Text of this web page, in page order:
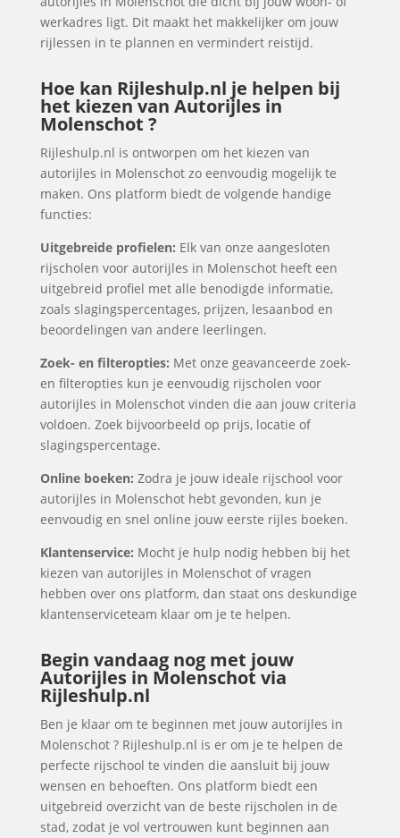
werkadres ligt. Dit maakt het makkelijker om jouw
rijlessen in te plannen en vermindert reistijd.
Hoe kan Rijleshulp.nl je helpen bij
het kiezen van Autorijles in
Molenschot ?
Rijleshulp.nl is ontworpen om het kiezen van
autorijles in Molenschot zo eenvoudig mogelijk te
maken. Ons platform biedt de volgende handige
functies:
Uitgebreide profielen: Elk van onze aangesloten
rijscholen voor autorijles in Molenschot heeft een
uitgebreid profiel met alle benodigde informatie,
zoals slagingspercentages, prijzen, lesaanbod en
beoordelingen van andere leerlingen.
Zoek- en filteropties: Met onze geavanceerde zoek-
en filteropties kun je eenvoudig rijscholen voor
autorijles in Molenschot vinden die aan jouw criteria
voldoen. Zoek bijvoorbeeld op prijs, locatie of
slagingspercentage.
Online boeken: Zodra je jouw ideale rijschool voor
autorijles in Molenschot hebt gevonden, kun je
eenvoudig en snel online jouw eerste rijles boeken.
Klantenservice: Mocht je hulp nodig hebben bij het
kiezen van autorijles in Molenschot of vragen
hebben over ons platform, dan staat ons deskundige
klantenserviceteam klaar om je te helpen.
Begin vandaag nog met jouw
Autorijles in Molenschot via
Rijleshulp.nl
Ben je klaar om te beginnen met jouw autorijles in
Molenschot ? Rijleshulp.nl is er om je te helpen de
perfecte rijschool te vinden die aansluit bij jouw
wensen en behoeften. Ons platform biedt een
uitgebreid overzicht van de beste rijscholen in de
stad, zodat je vol vertrouwen kunt beginnen aan